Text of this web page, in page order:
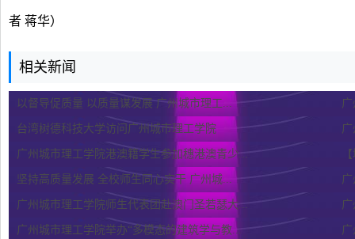
者 蒋华）
相关新闻
以督导促质量 以质量谋发展 广州城市理工...
台湾树德科技大学访问广州城市理工学院
广州城市理工学院港澳籍学生参加穗港澳青少...
坚持高质量发展 全校师生同心实干 广州城...
广州城市理工学院师生代表团赴澳门圣若瑟大...
广州城市理工学院举办“多模态的建筑学与教...